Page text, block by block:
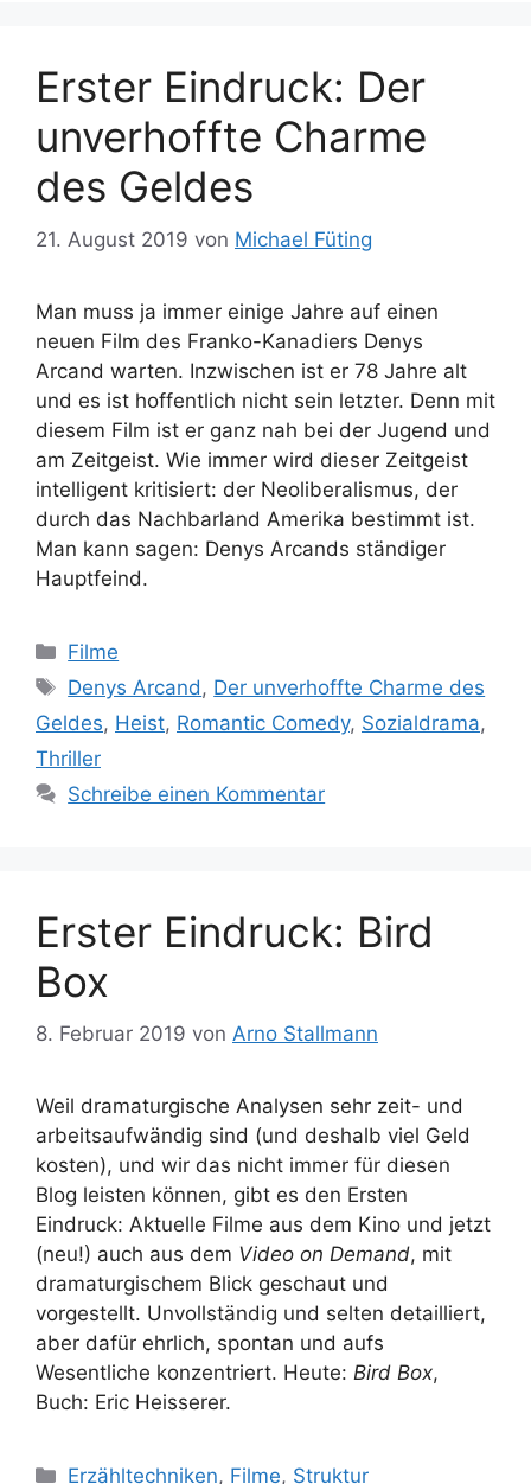
Erster Eindruck: Der
unverhoffte Charme
des Geldes
21. August 2019 von Michael Füting
Man muss ja immer einige Jahre auf einen
neuen Film des Franko-Kanadiers Denys
Arcand warten. Inzwischen ist er 78 Jahre alt
und es ist hoffentlich nicht sein letzter. Denn mit
diesem Film ist er ganz nah bei der Jugend und
am Zeitgeist. Wie immer wird dieser Zeitgeist
intelligent kritisiert: der Neoliberalismus, der
durch das Nachbarland Amerika bestimmt ist.
Man kann sagen: Denys Arcands ständiger
Hauptfeind.
Kategorien
Filme
Schlagwörter
Denys Arcand , Der unverhoffte Charme des
Geldes, Heist, Romantic Comedy, Sozialdrama,
Thriller
Schreibe einen Kommentar
Erster Eindruck: Bird
Box
8. Februar 2019 von Arno Stallmann
Weil dramaturgische Analysen sehr zeit- und
arbeitsaufwändig sind (und deshalb viel Geld
kosten), und wir das nicht immer für diesen
Blog leisten können, gibt es den Ersten
Eindruck: Aktuelle Filme aus dem Kino und jetzt
(neu!) auch aus dem Video on Demand, mit
dramaturgischem Blick geschaut und
vorgestellt. Unvollständig und selten detailliert,
aber dafür ehrlich, spontan und aufs
Wesentliche konzentriert. Heute: Bird Box,
Buch: Eric Heisserer.
Kategorien
Erzähltechniken, Filme, Struktur